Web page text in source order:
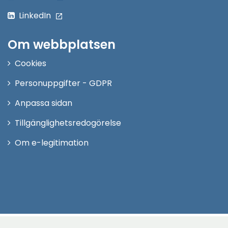
LinkedIn
Om webbplatsen
Cookies
Personuppgifter - GDPR
Anpassa sidan
Tillgänglighetsredogörelse
Om e-legitimation